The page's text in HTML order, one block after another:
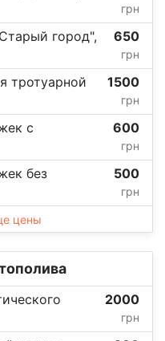
грн
город",
650
грн
тротуарной
1500
грн
с
600
грн
без
500
грн
цены
2000
грн